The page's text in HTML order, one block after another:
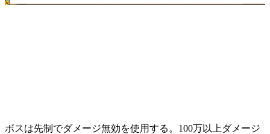
ボスは先制でダメージ無効を使用する。100万以上ダメージ